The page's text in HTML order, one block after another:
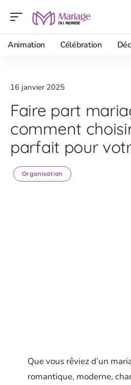
Animation Célébration
16 janvier 2025
Faire part
comment
parfait pour
Organisation
Que vous rêviez d’un
romantique, moderne,